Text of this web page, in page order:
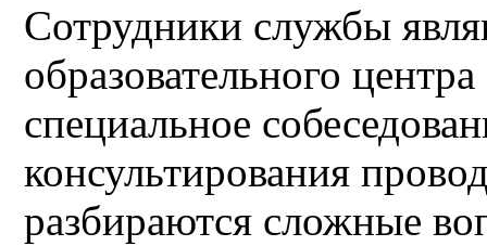
Сотрудники службы
образовательного
специальное
консультирования
разбираются сложные